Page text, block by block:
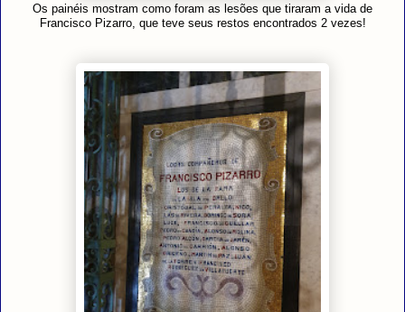
Os painéis mostram como foram as lesões que tiraram a vida de
Francisco Pizarro, que teve seus restos encontrados 2 vezes!